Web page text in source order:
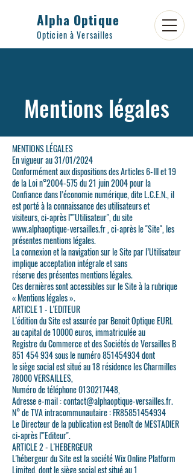
Alpha Optique
Opticien à Versailles
Mentions légales
MENTIONS LÉGALES
En vigueur au 31/01/2024
Conformément aux dispositions des Articles 6-III et 19
de la Loi n°2004-575 du 21 juin 2004 pour la
Confiance dans l’économie numérique, dite L.C.E.N., il
est porté à la connaissance des utilisateurs et
visiteurs, ci-après l""Utilisateur", du site
www.alphaoptique-versailles.fr , ci-après le "Site", les
présentes mentions légales.
La connexion et la navigation sur le Site par l’Utilisateur
implique acceptation intégrale et sans
réserve des présentes mentions légales.
Ces dernières sont accessibles sur le Site à la rubrique
« Mentions légales ».
ARTICLE 1 - L'EDITEUR
L'édition du Site est assurée par Benoit Optique EURL
au capital de 10000 euros, immatriculée au
Registre du Commerce et des Sociétés de Versailles B
851 454 934 sous le numéro 851454934 dont
le siège social est situé au 18 résidence les Charmilles
78000 VERSAILLES,
Numéro de téléphone 0130217448,
Adresse e-mail : contact@alphaoptique-versailles.fr.
N° de TVA intracommunautaire : FR85851454934
Le Directeur de la publication est Benoît de MESTADIER
ci-après l'"Editeur".
ARTICLE 2 - L'HEBERGEUR
L'hébergeur du Site est la société Wix Online Platform
Limited, dont le siège social est situé au 1